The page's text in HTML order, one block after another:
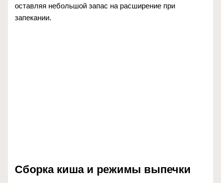
оставляя небольшой запас на расширение при
запекании.
Сборка киша и режимы выпечки